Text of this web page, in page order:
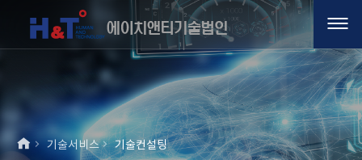
기술서비스 기술컨설팅